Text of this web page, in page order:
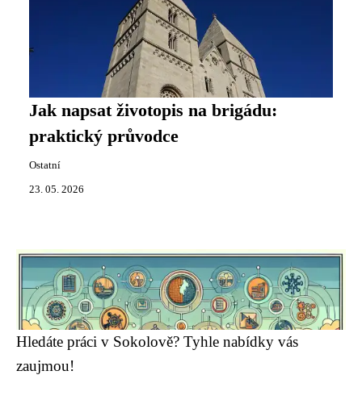
Jak napsat životopis na brigádu:
praktický průvodce
Ostatní
23. 05. 2026
Hledáte práci v Sokolově? Tyhle nabídky vás
zaujmou!